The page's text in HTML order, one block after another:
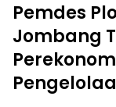
Pemdes
Jombang